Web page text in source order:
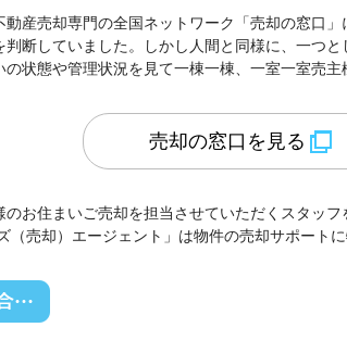
産売却専門の全国ネットワーク「売却の窓口
断していました。しかし人間と同様に、一つ
状態や管理状況を見て一棟一棟、一室一室売主
売却の窓口を見る
お住まいご売却を担当させていただくスタッ
（売却）エージェント」は物件の売却サポートに